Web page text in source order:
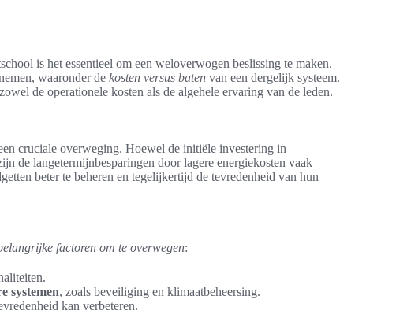
is het essentieel om een weloverwogen beslissing te maken.
waaronder de kosten versus baten van een dergelijk systeem.
de operationele kosten als de algehele ervaring van de leden.
cruciale overweging. Hoewel de initiële investering in
de langetermijnbesparingen door lagere energiekosten vaak
beter te beheren en tegelijkertijd de tevredenheid van hun
factoren om te overwegen:
systemen, zoals beveiliging en klimaatbeheersing.
kan verbeteren.